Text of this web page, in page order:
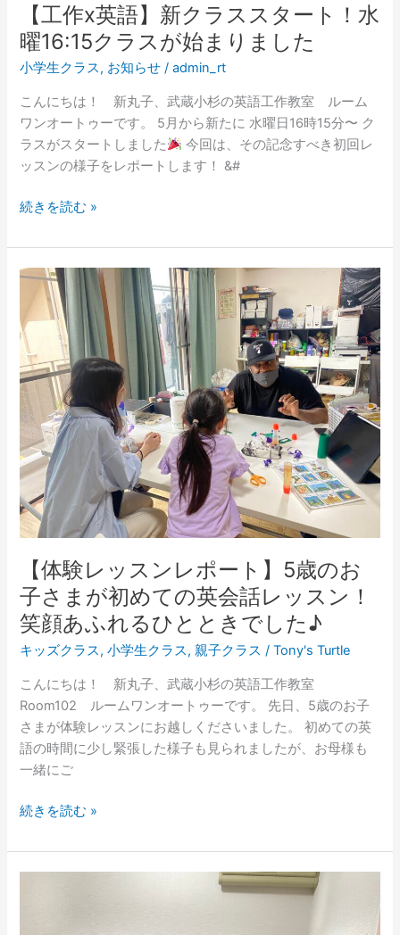
【工作x英語】新クラススタート！水
曜16:15クラスが始まりました
小学生クラス, お知らせ /admin_rt
こんにちは！ 新丸子、武蔵小杉の英語工作教室 ルーム
ワンオートゥーです。 5月から新たに 水曜日16時15分〜 ク
ラスがスタートしました
今回は、その記念すべき初回レ
ッスンの様子をレポートします！ &#
16:15
ク
ス
が
始
ま
ま
続きを読む »
【体験レッスンレポート】5歳のお
子さまが初めての英会話レッスン！
笑顔あふれるひとときでした♪
キッズクラス,小学生クラス,親子クラス /Tony's Turtle
こんにちは！ 新丸子、武蔵小杉の英語工作教室
Room102 ルームワンオートゥーです。 先日、5歳のお子
さまが体験レッスンにお越しくださいました。 初めての英
語の時間に少し緊張した様子も見られましたが、お母様も
一緒にご
【体
レ
ッ
ス
ン
レ
ポ
ー
ト】
5
歳
の
さ
ま
が
め
て
の
英
会
レ
ス
ン！
続きを読む »